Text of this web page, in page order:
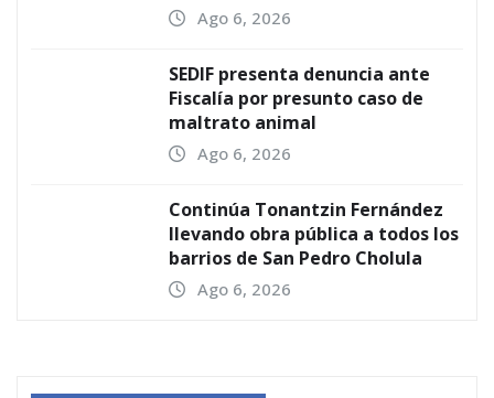
Ago 6, 2026
SEDIF presenta denuncia ante
Fiscalía por presunto caso de
maltrato animal
Ago 6, 2026
Continúa Tonantzin Fernández
llevando obra pública a todos los
barrios de San Pedro Cholula
Ago 6, 2026